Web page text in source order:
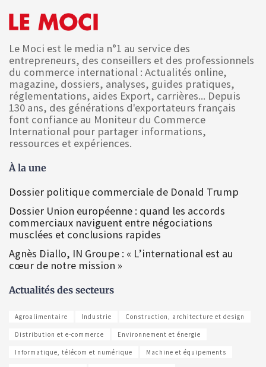
Le Moci est le media n°1 au service des
entrepreneurs, des conseillers et des professionnels
du commerce international : Actualités online,
magazine, dossiers, analyses, guides pratiques,
réglementations, aides Export, carrières... Depuis
130 ans, des générations d'exportateurs français
font confiance au Moniteur du Commerce
International pour partager informations,
ressources et expériences.
À la une
Dossier politique commerciale de Donald Trump
Dossier Union européenne : quand les accords
commerciaux naviguent entre négociations
musclées et conclusions rapides
Agnès Diallo, IN Groupe : « L’international est au
cœur de notre mission »
Actualités des secteurs
Agroalimentaire Industrie Construction, architecture et design
Distribution et e-commerce Environnement et énergie
Informatique, télécom et numérique Machine et équipements